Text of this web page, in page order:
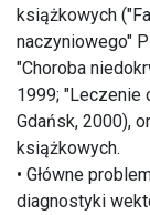
książkowych
naczyniowego"
"Choroba
1999; "Leczenie
Gdańsk, 2000),
książkowych.
• Główne
diagnostyki